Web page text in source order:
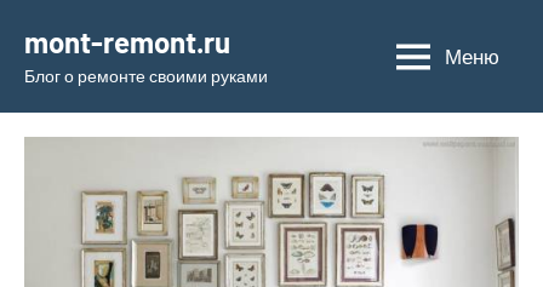
содержимому
mont-remont.ru
Блог о ремонте своими руками
Меню